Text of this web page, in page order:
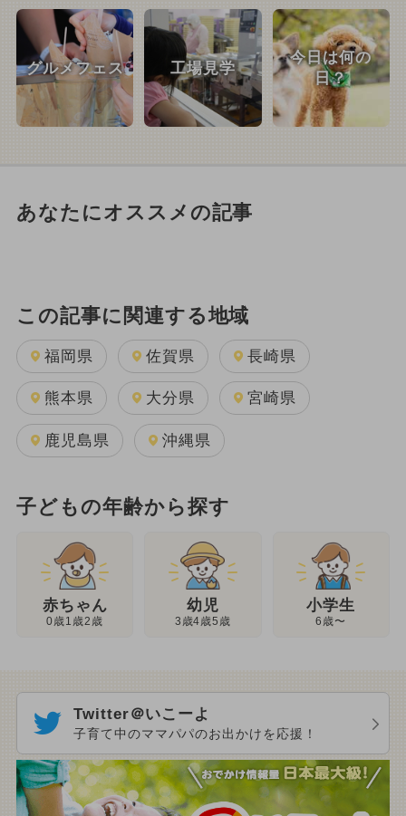
グルメフェス 工場見学
今日は何の
日？
あなたにオススメの記事
この記事に関連する地域
福岡県 佐賀県 長崎県
熊本県 大分県 宮崎県
鹿児島県 沖縄県
子どもの年齢から探す
赤ちゃん
0歳1歳2歳
幼児
3歳4歳5歳
小学生
6歳〜
Twitter＠いこーよ
子育て中のママパパのお出かけを応援！